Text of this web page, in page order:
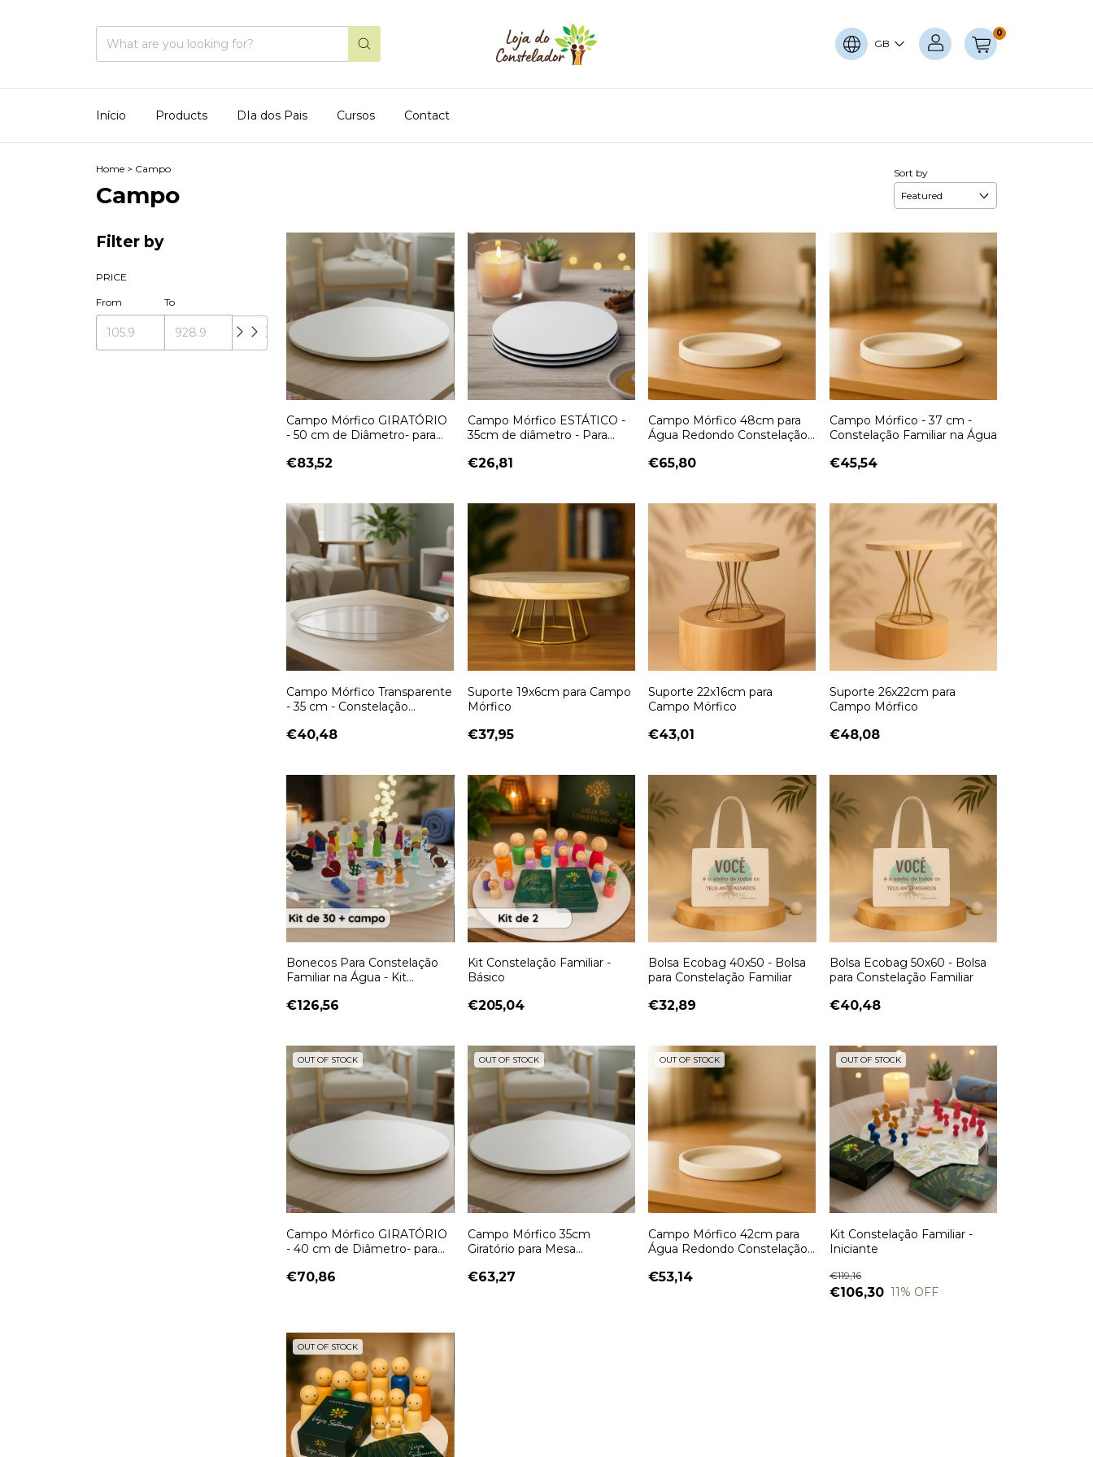
GB
0
Início Products DIa dos Pais Cursos Contact
Home > Campo
Campo
Sort by
Filter by
PRICE
From To
Campo Mórfico GIRATÓRIO
- 50 cm de Diâmetro- para
Mesa
€83,52
Campo Mórfico ESTÁTICO -
35cm de diâmetro - Para
mesa
€26,81
Campo Mórfico 48cm para
Água Redondo Constelação
€65,80
Campo Mórfico - 37 cm -
Constelação Familiar na Água
€45,54
Campo Mórfico Transparente
- 35 cm - Constelação
€40,48
Suporte 19x6cm para Campo
Mórfico
€37,95
Suporte 22x16cm para
Campo Mórfico
€43,01
Suporte 26x22cm para
Campo Mórfico
€48,08
Bonecos Para Constelação
Familiar na Água - Kit
Bonecos
€126,56
Kit Constelação Familiar -
Básico
€205,04
Bolsa Ecobag 40x50 - Bolsa
para Constelação Familiar
€32,89
Bolsa Ecobag 50x60 - Bolsa
para Constelação Familiar
€40,48
OUT OF STOCK
Campo Mórfico GIRATÓRIO
- 40 cm de Diâmetro- para
Mesa
€70,86
OUT OF STOCK
Campo Mórfico 35cm
Giratório para Mesa
€63,27
OUT OF STOCK
Campo Mórfico 42cm para
Água Redondo Constelação
€53,14
OUT OF STOCK
Kit Constelação Familiar -
Iniciante
€106,30
€119,16
11% OFF
OUT OF STOCK